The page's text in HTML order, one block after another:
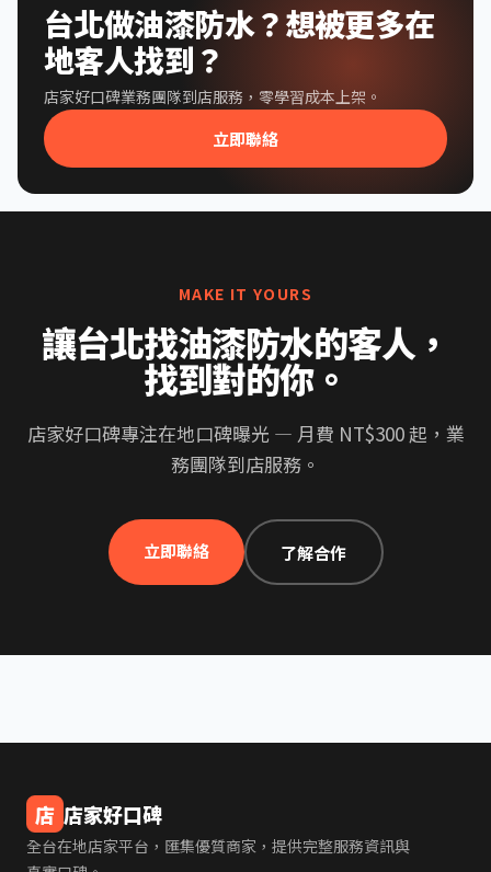
台北做油漆防水？想被更多在
地客人找到？
店家好口碑業務團隊到店服務，零學習成本上架。
立即聯絡
MAKE IT YOURS
讓台北找油漆防水的客人，
找到對的你。
店家好口碑專注在地口碑曝光 — 月費 NT$300 起，業
務團隊到店服務。
立即聯絡 了解合作
店 店家好口碑
全台在地店家平台，匯集優質商家，提供完整服務資訊與